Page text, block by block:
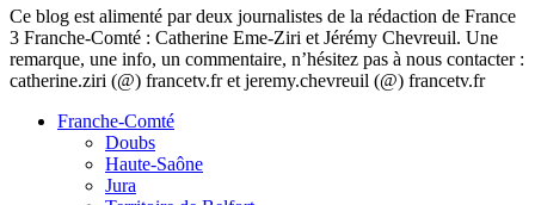
Ce blog est alimenté par deux journalistes de la rédaction de France
3 Franche-Comté : Catherine Eme-Ziri et Jérémy Chevreuil. Une
remarque, une info, un commentaire, n’hésitez pas à nous contacter :
catherine.ziri (@) francetv.fr et jeremy.chevreuil (@) francetv.fr
Franche-Comté
Doubs
Haute-Saône
Jura